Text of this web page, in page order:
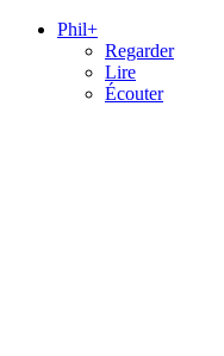
Phil+
Regarder
Lire
Écouter